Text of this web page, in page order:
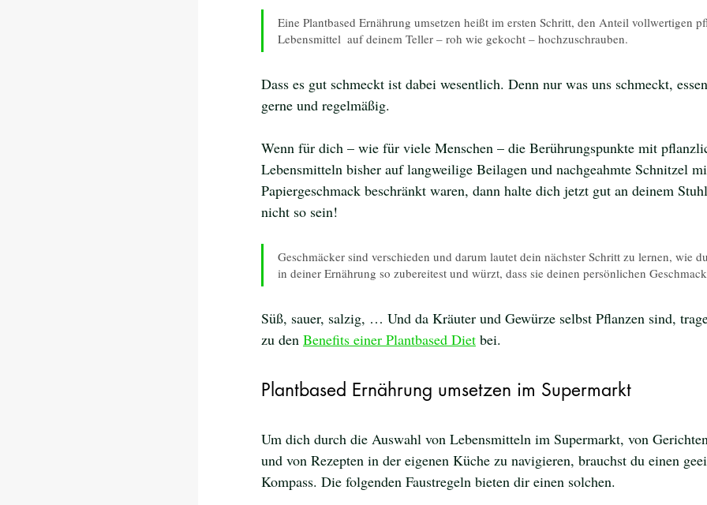
Eine Plantbased Ernährung umsetzen heißt im ersten Schritt, den Anteil vollwertigen
Lebensmittel  auf deinem Teller – roh wie gekocht – hochzuschrauben.
Dass es gut schmeckt ist dabei wesentlich. Denn nur was uns schmeckt,
gerne und regelmäßig.
Wenn für dich – wie für viele Menschen – die Berührungspunkte mit
Lebensmitteln bisher auf langweilige Beilagen und nachgeahmte Schnitzel
Papiergeschmack beschränkt waren, dann halte dich jetzt gut an deinem
nicht so sein!
Geschmäcker sind verschieden und darum lautet dein nächster Schritt zu lernen, wie
in deiner Ernährung so zubereitest und würzt, dass sie deinen persönlichen
Süß, sauer, salzig, … Und da Kräuter und Gewürze selbst Pflanzen sind,
zu den Benefits einer Plantbased Diet bei.
Plantbased Ernährung umsetzen im Supermarkt
Um dich durch die Auswahl von Lebensmitteln im Supermarkt, von
und von Rezepten in der eigenen Küche zu navigieren, brauchst du einen
Kompass. Die folgenden Faustregeln bieten dir einen solchen.